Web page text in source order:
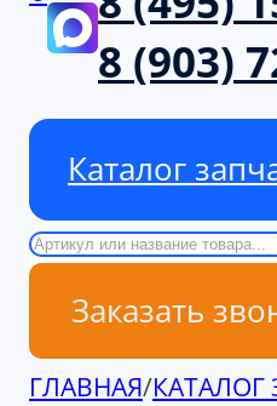
8 (903)
Каталог
Поиск
Заказать
ГЛАВНАЯ/КАТАЛОГ